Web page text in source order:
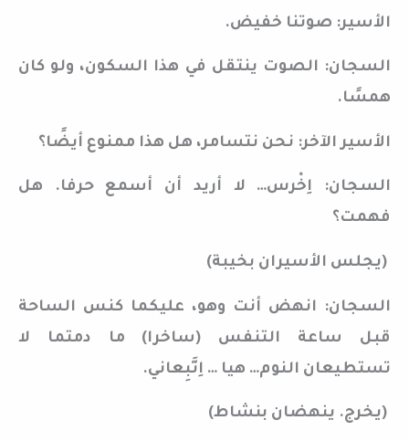
الأسير: صوتنا خفيض.
السجان: الصوت ينتقل في هذا السكون، ولو كان
همسًا.
الأسير الآخر: نحن نتسامر، هل هذا ممنوع أيضًا؟
السجان: اِخْرس… لا أريد أن أسمع حرفا. هل
فهمت؟
(يجلس الأسيران بخيبة)
السجان: انهض أنت وهو، عليكما كنس الساحة
قبل ساعة التنفس (ساخرا) ما دمتما لا
تستطيعان النوم… هيا … اِتَّبِعاني.
(يخرج. ينهضان بنشاط)